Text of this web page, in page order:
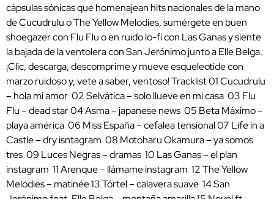
cápsulas sónicas que homenajean hits nacionales de la mano
de Cucudrulu o The Yellow Melodies, sumérgete en buen
shoegazer con Flu Flu o en ruido lo-fi con Las Ganas y siente
la bajada de la ventolera con San Jerónimo junto a Elle Belga.
¡Clic, descarga, descomprime y mueve esqueleotide con
marzo ruidoso y, vete a saber, ventoso! Tracklist 01 Cucudrulu
– hola mi amor 02 Selvática – solo llueve en mi casa 03 Flu
Flu – dead star 04 Asma – japanese news 05 Beta Máximo –
playa américa 06 Miss España – cefalea tensional 07 Life in a
Castle – dry isntagram 08 Motoharu Okamura – ya somos
tres 09 Luces Negras – dramas 10 Las Ganas – el plan
instagram 11 Arenque – llámame instagram 12 The Yellow
Melodies – matinée 13 Tórtel – calavera suave 14 San